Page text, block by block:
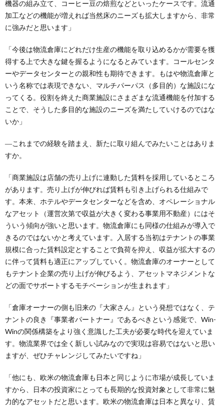
機器の組み立て、コーヒー豆の焙煎などといったケースです。流通
加工などの機能が増えれば当然床のニーズも拡大しますから、非常
に強みだと思います」
「今後は物流倉庫にどれだけ生産の機能を取り込めるかが需要を獲
得する上で大きな鍵を握るようになるとみています。コールセンタ
ーやデータセンターとの親和性も期待できます。もはや物流倉庫と
いう名称では表現できない、マルチパーパス（多目的）な施設にな
ってくる。役割を終えた商業施設にさまざまな流通機能を付加する
ことで、そうした多目的な施設のニーズを満たしていけるのではな
いか」
―これまでの経験を踏まえ、新たに取り組んでみたいことはありま
すか。
「商業施設は店舗の売り上げに連動した賃料を採用しているところ
があります。売り上げが伸びれば賃料も引き上げられる仕組みで
す。本来、ホテルやデータセンターなどを含め、オペレーショナル
なアセット（運営次第で収益が大きく変わる事業用不動産）にはそ
ういう傾向が強いと思います。物流倉庫にも同様の仕組みが導入で
きるのではないかと考えています。入居する当初はテナントの事業
規模に合った賃料設定とすることで負荷を抑え、収益が拡大するの
に伴って賃料も適正にアップしていく。物流倉庫のオーナーとして
もテナント企業の売り上げが伸びるよう、アセットマネジメントな
どの面でサポートするモチベーションが生まれます」
「倉庫オーナーの側も旧来の『大家さん』という発想ではなく、テ
ナントの良き『事業者パートナー』であるべきという感覚で、Win-
Winの関係構築をより強く意識した工夫が必要な時代を迎えていま
す。物流業界では全く新しい試みなので実現は容易ではないと思い
ますが、ぜひチャレンジしてみたいですね」
「他にも、欧米の物流倉庫も日本と同じように市場が成長していま
すから、日本の投資家にとっても長期的な投資対象として非常に魅
力的なアセットだと思います。欧米の物流倉庫は日本と異なり、賃